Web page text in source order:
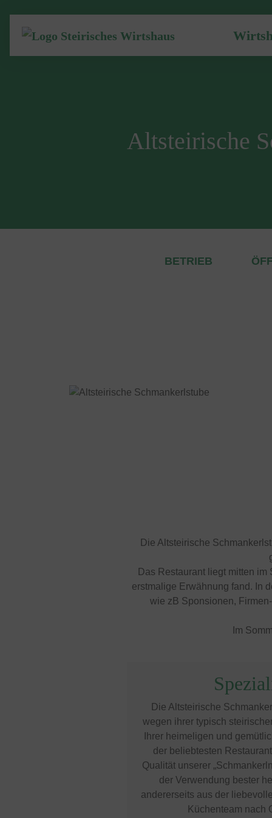
Altsteirische
BETRIEB
Die Altsteirische
Das Restaurant liegt mitten
erstmalige Erwähnung fand. In
wie zB Sponsionen,
Im
Die Altsteirische
wegen ihrer typisch
Ihrer heimeligen und
der beliebtesten
Qualität unserer
der Verwendung bester
andererseits aus der
Küchenteam nach